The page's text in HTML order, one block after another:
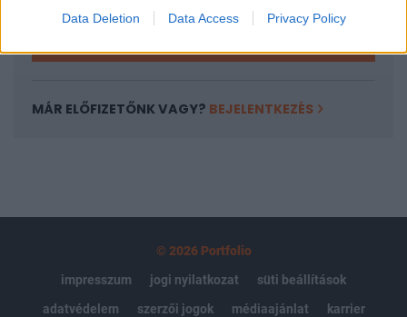
Data Deletion Data Access Privacy Policy
MÁR ELŐFIZETŐNK VAGY? BEJELENTKEZÉS
© 2026 Portfolio
impresszum
jogi nyilatkozat
süti beállítások
adatvédelem
szerzői jogok médiaajánlat karrier